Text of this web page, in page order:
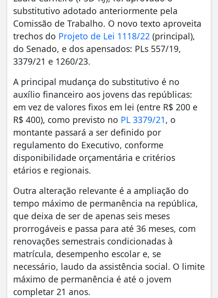
substitutivo adotado anteriormente pela
Comissão de Trabalho. O novo texto aproveita
trechos do Projeto de Lei 1118/22 (principal),
do Senado, e dos apensados: PLs 557/19,
3379/21 e 1260/23.
A principal mudança do substitutivo é no
auxílio financeiro aos jovens das repúblicas:
em vez de valores fixos em lei (entre R$ 200 e
R$ 400), como previsto no PL 3379/21, o
montante passará a ser definido por
regulamento do Executivo, conforme
disponibilidade orçamentária e critérios
etários e regionais.
Outra alteração relevante é a ampliação do
tempo máximo de permanência na república,
que deixa de ser de apenas seis meses
prorrogáveis e passa para até 36 meses, com
renovações semestrais condicionadas à
matrícula, desempenho escolar e, se
necessário, laudo da assistência social. O limite
máximo de permanência é até o jovem
completar 21 anos.